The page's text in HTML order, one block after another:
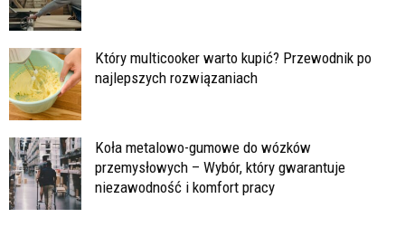
Który multicooker warto kupić? Przewodnik po
najlepszych rozwiązaniach
Koła metalowo-gumowe do wózków
przemysłowych – Wybór, który gwarantuje
niezawodność i komfort pracy